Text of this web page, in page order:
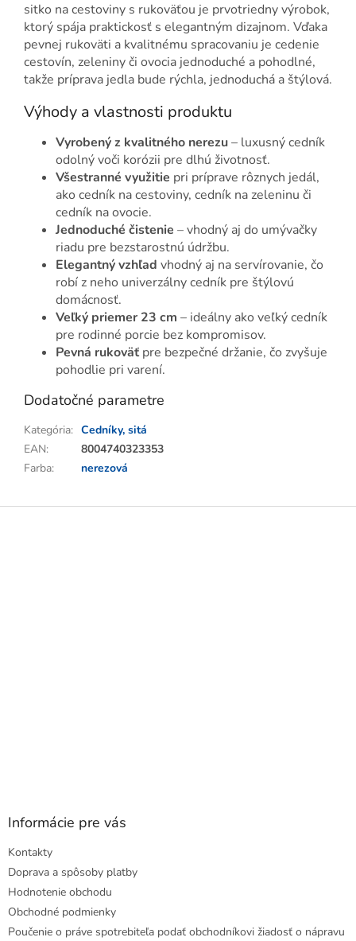
sitko na cestoviny s rukoväťou je prvotriedny výrobok,
ktorý spája praktickosť s elegantným dizajnom. Vďaka
pevnej rukoväti a kvalitnému spracovaniu je cedenie
cestovín, zeleniny či ovocia jednoduché a pohodlné,
takže príprava jedla bude rýchla, jednoduchá a štýlová.
Výhody a vlastnosti produktu
Vyrobený z kvalitného nerezu– luxusný cedník
odolný voči korózii pre dlhú životnosť.
Všestranné využitie pri príprave rôznych jedál,
ako cedník na cestoviny, cedník na zeleninu či
cedník na ovocie.
Jednoduché čistenie – vhodný aj do umývačky
riadu pre bezstarostnú údržbu.
Elegantný vzhľad vhodný aj na servírovanie, čo
robí z neho univerzálny cedník pre štýlovú
domácnosť.
Veľký priemer 23 cm – ideálny ako veľký cedník
pre rodinné porcie bez kompromisov.
Pevná rukoväť pre bezpečné držanie, čo zvyšuje
pohodlie pri varení.
Dodatočné parametre
Kategória: Cedníky, sitá
EAN:
8004740323353
Farba: nerezová
Z
Informácie pre vás
Kontakty
Doprava a spôsoby platby
Hodnotenie obchodu
Obchodné podmienky
Poučenie o práve spotrebiteľa podať obchodníkovi žiadosť o nápravu